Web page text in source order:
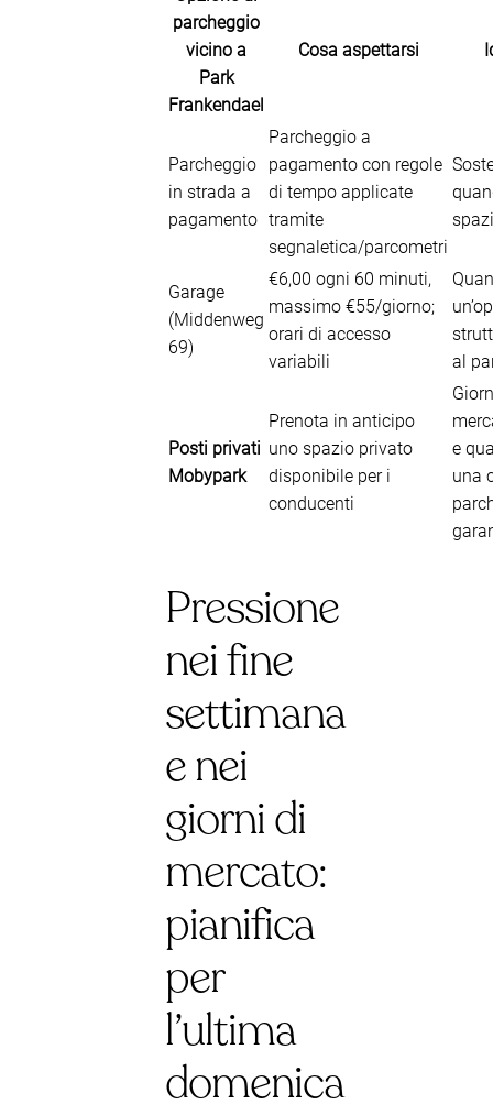
parcheggio
vicino a
Park
Frankendael
Cosa aspettarsi
Parcheggio
in strada a
pagamento
Parcheggio a
pagamento con regole
di tempo applicate
tramite
segnaletica/parcometri
Garage
(Middenweg
69)
€6,00 ogni 60 minuti,
massimo €55/giorno;
orari di accesso
variabili
al
Posti privati
Mobypark
Prenota in anticipo
uno spazio privato
disponibile per i
conducenti
e
una
Pressione
nei fine
settimana
e nei
giorni di
mercato:
pianifica
per
l’ultima
domenica